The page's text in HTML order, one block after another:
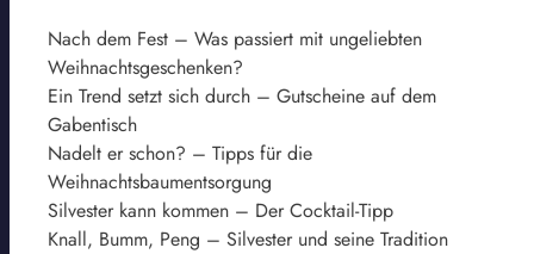
Nach dem Fest – Was passiert mit ungeliebten
Weihnachtsgeschenken?
Ein Trend setzt sich durch – Gutscheine auf dem
Gabentisch
Nadelt er schon? – Tipps für die
Weihnachtsbaumentsorgung
Silvester kann kommen – Der Cocktail-Tipp
Knall, Bumm, Peng – Silvester und seine Tradition